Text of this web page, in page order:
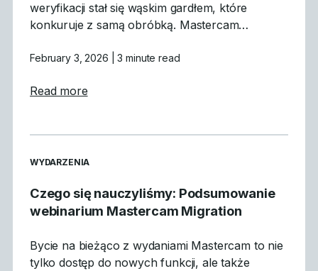
weryfikacji stał się wąskim gardłem, które
konkuruje z samą obróbką. Mastercam…
February 3, 2026 | 3 minute read
Read moreabout Dlaczego symulacja GPU jest
READ MORE ARTICLES ABOUT
WYDARZENIA
Czego się nauczyliśmy: Podsumowanie
webinarium Mastercam Migration
Bycie na bieżąco z wydaniami Mastercam to nie
tylko dostęp do nowych funkcji, ale także